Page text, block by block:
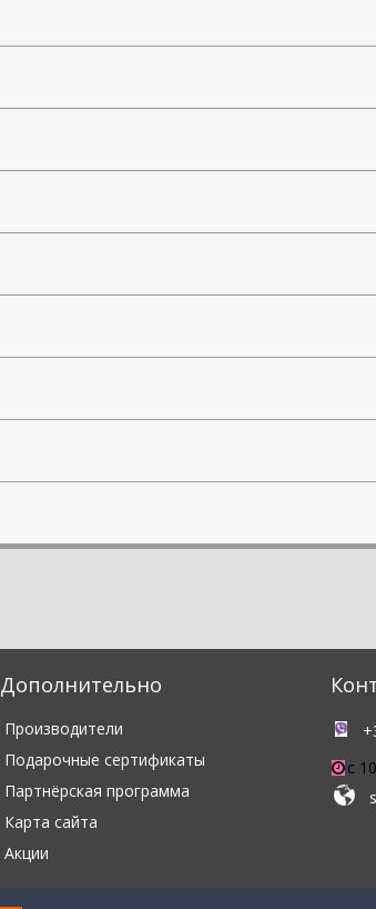
Дополнительно
Производители
Подарочные сертификаты
Партнёрская программа
Карта сайта
Акции
c